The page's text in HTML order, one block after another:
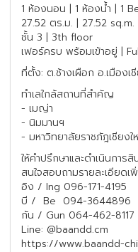
1 ห้องนอน | 1 ห้องน้ำ | 1
27.52 ตร.ม. | 27.52 sq.m.
ชั้น 3 | 3th floor
เฟอร์ครบ พร้อมเข้าอยู่ |
ที่ตั้ง: ต.ช้างเผือก อ.เมืองเ
ทำเลใกล้สถานที่สำคัญ
- เมญ่า
- นิมมานฯ
- มหาวิทยาลัยราชภัฎเชียงใ
ให้คำปรึกษาและดำเนินการสิ
สนใจสอบถามรายละเอียดเ
อิง / Ing 096-171-4195
บี / Be 094-3644896
กัน / Gun 064-462-8117
Line: @baandd.cm
https://www.baandd-